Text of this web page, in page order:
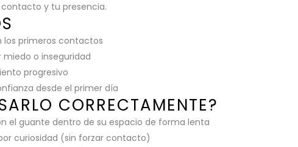
y tu presencia.
los primeros contactos
miedo o inseguridad
progresivo
desde el primer día
CORRECTAMENTE?
el guante dentro de su espacio de forma lenta
curiosidad (sin forzar contacto)